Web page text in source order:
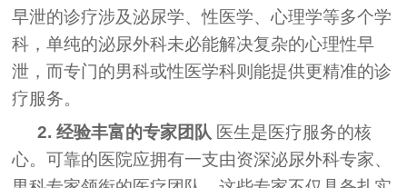
早泄的诊疗涉及泌尿学、性医学、心理学等多个学
科，单纯的泌尿外科未必能解决复杂的心理性早
泄，而专门的男科或性医学科则能提供更精准的诊
疗服务。
2. 经验丰富的专家团队 医生是医疗服务的核
心。可靠的医院应拥有一支由资深泌尿外科专家、